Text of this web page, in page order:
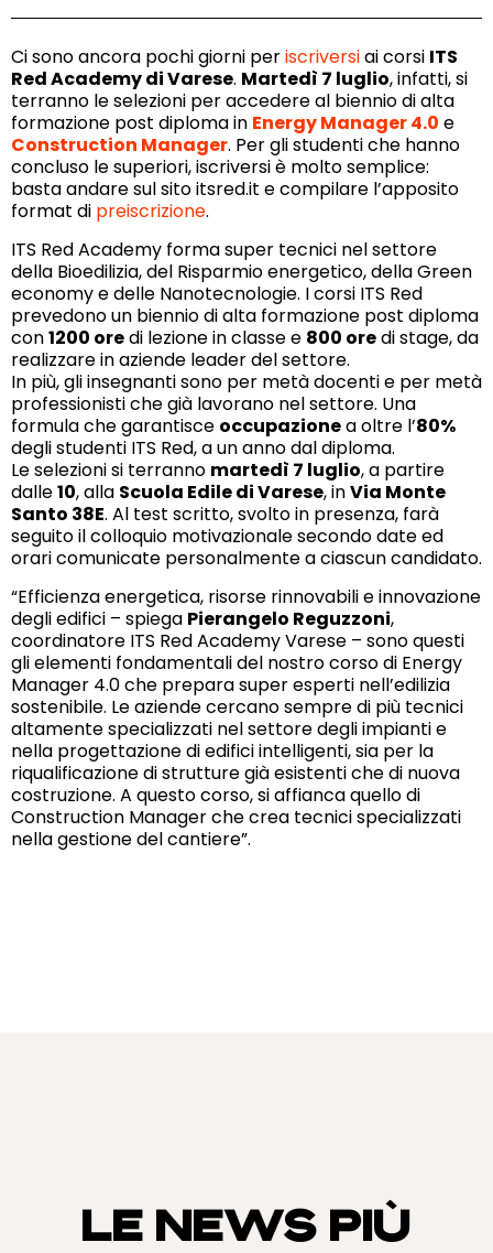
Ci sono ancora pochi giorni periscriversiai corsi ITS
Red Academy di Varese. Martedì 7 luglio, infatti, si
terranno le selezioni per accedere al biennio di alta
formazione post diploma in Energy Manager 4.0 e
Construction Manager. Per gli studenti che hanno
concluso le superiori, iscriversi è molto semplice:
basta andare sul sito itsred.it e compilare l’apposito
format di preiscrizione.
ITS Red Academy forma super tecnici nel settore
della Bioedilizia, del Risparmio energetico, della Green
economy e delle Nanotecnologie. I corsi ITS Red
prevedono un biennio di alta formazione post diploma
con1200 oredi lezione in classe e 800 oredi stage, da
realizzare in aziende leader del settore.
In più, gli insegnanti sono per metà docenti e per metà
professionisti che già lavorano nel settore. Una
formula che garantisce occupazionea oltre l’80%
degli studenti ITS Red, a un anno dal diploma.
Le selezioni si terranno martedì 7 luglio, a partire
dalle10, alla Scuola Edile di Varese, inVia Monte
Santo 38E. Al test scritto, svolto in presenza, farà
seguito il colloquio motivazionale secondo date ed
orari comunicate personalmente a ciascun candidato.
“Efficienza energetica, risorse rinnovabili e innovazione
degli edifici – spiega Pierangelo Reguzzoni,
coordinatore ITS Red Academy Varese – sono questi
gli elementi fondamentali del nostro corso di Energy
Manager 4.0 che prepara super esperti nell’edilizia
sostenibile. Le aziende cercano sempre di più tecnici
altamente specializzati nel settore degli impianti e
nella progettazione di edifici intelligenti, sia per la
riqualificazione di strutture già esistenti che di nuova
costruzione. A questo corso, si affianca quello di
Construction Manager che crea tecnici specializzati
nella gestione del cantiere”.
LE NEWS PIÙ